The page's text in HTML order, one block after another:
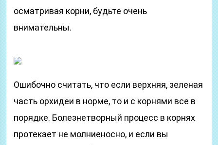
осматривая корни, будьте очень
внимательны.
Ошибочно считать, что если верхняя, зеленая
часть орхидеи в норме, то и с корнями все в
порядке. Болезнетворный процесс в корнях
протекает не молниеносно, и если вы